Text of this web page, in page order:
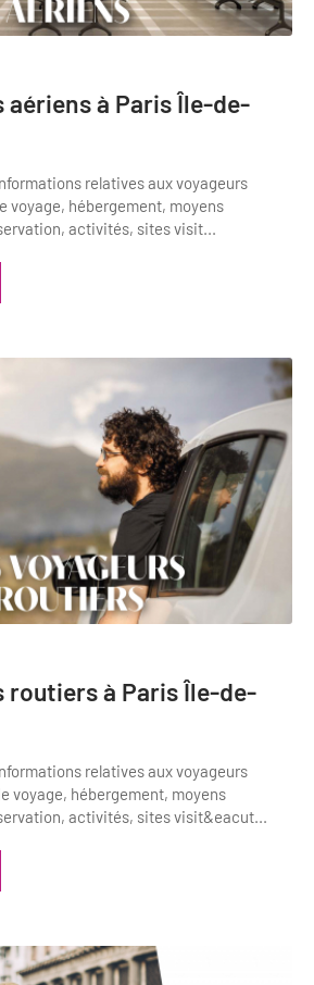
aériens à Paris Île-de-
relatives aux voyageurs
voyage, hébergement, moyens
activités, sites visit...
routiers à Paris Île-de-
relatives aux voyageurs
voyage, hébergement, moyens
activités, sites visit&eacut...